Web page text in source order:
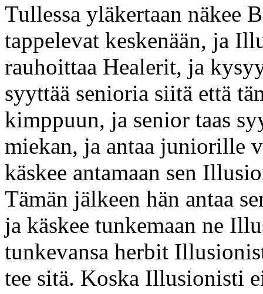
Tullessa yläkertaan näkee
tappelevat keskenään, ja
rauhoittaa Healerit, ja
syyttää senioria siitä että
kimppuun, ja senior taas
miekan, ja antaa juniorille
käskee antamaan sen
Tämän jälkeen hän antaa
ja käskee tunkemaan ne
tunkevansa herbit
tee sitä. Koska Illusionisti